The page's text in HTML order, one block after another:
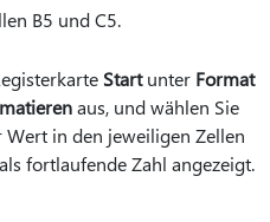
B5 und C5.
Startunter Format
aus, und wählen Sie
Wert in den jeweiligen Zellen
fortlaufende Zahl angezeigt.